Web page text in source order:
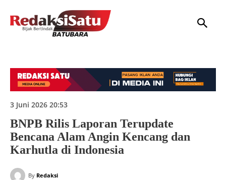
3 Juni 2026 20:53
BNPB Rilis Laporan Terupdate
Bencana Alam Angin Kencang dan
Karhutla di Indonesia
By Redaksi